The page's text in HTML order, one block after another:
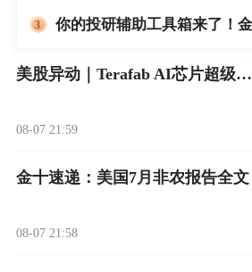
美股异动｜Terafab AI芯片超级工厂项目启动，SpaceX涨超5%，特斯拉涨近3%
08-07 21:59
金十速递：美国7月非农报告全文
08-07 21:58